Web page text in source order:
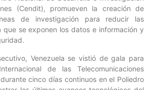
(Cendit), promueven la creación de
de investigación para reducir las
que se exponen los datos e información y
Venezuela se vistió de gala para
de las Telecomunicaciones
cinco días continuos en el Poliedro